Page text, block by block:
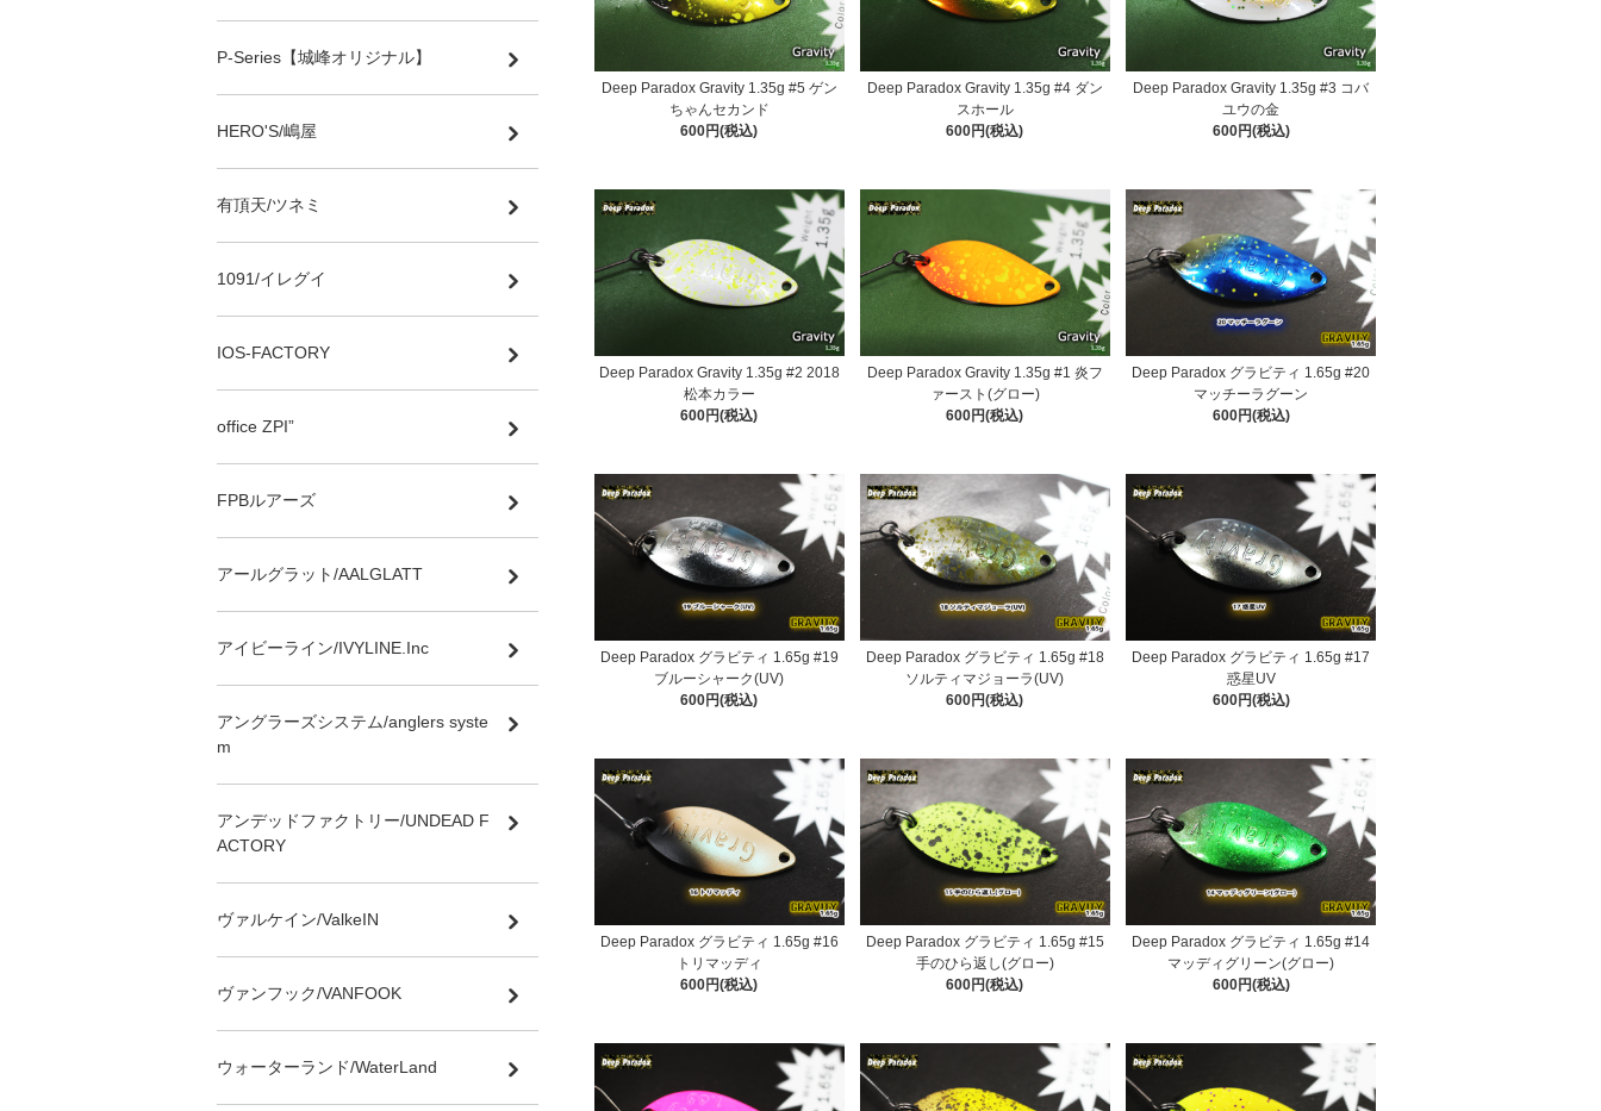
Deep Paradox Gravity 1.35g #5 ゲン
ちゃんセカンド
600円(税込)
Deep Paradox Gravity 1.35g #4 ダン
スホール
600円(税込)
Deep Paradox Gravity 1.35g #3 コバ
ユウの金
600円(税込)
Deep Paradox Gravity 1.35g #2 2018
松本カラー
600円(税込)
Deep Paradox Gravity 1.35g #1 炎フ
ァースト(グロー)
600円(税込)
Deep Paradox グラビティ 1.65g #20
マッチーラグーン
600円(税込)
Deep Paradox グラビティ 1.65g #19
ブルーシャーク(UV)
600円(税込)
Deep Paradox グラビティ 1.65g #18
ソルティマジョーラ(UV)
600円(税込)
Deep Paradox グラビティ 1.65g #17
惑星UV
600円(税込)
Deep Paradox グラビティ 1.65g #16
トリマッディ
600円(税込)
Deep Paradox グラビティ 1.65g #15
手のひら返し(グロー)
600円(税込)
Deep Paradox グラビティ 1.65g #14
マッディグリーン(グロー)
600円(税込)
P-Series【城峰オリジナル】
HERO'S/嶋屋
有頂天/ツネミ
1091/イレグイ
IOS-FACTORY
office ZPI”
FPBルアーズ
アールグラット/AALGLATT
アイビーライン/IVYLINE.Inc
アングラーズシステム/anglers syste
m
アンデッドファクトリー/UNDEAD F
ACTORY
ヴァルケイン/ValkeIN
ヴァンフック/VANFOOK
ウォーターランド/WaterLand